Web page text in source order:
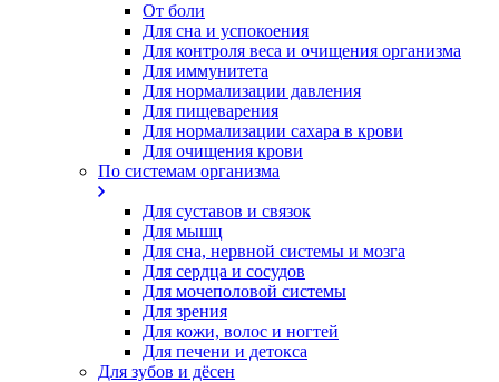
От боли
Для сна и успокоения
Для контроля веса и очищения организма
Для иммунитета
Для нормализации давления
Для пищеварения
Для нормализации сахара в крови
Для очищения крови
По системам организма
Для суставов и связок
Для мышц
Для сна, нервной системы и мозга
Для сердца и сосудов
Для мочеполовой системы
Для зрения
Для кожи, волос и ногтей
Для печени и детокса
Для зубов и дёсен